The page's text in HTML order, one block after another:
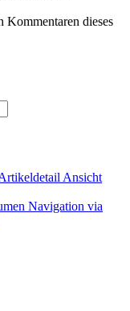
dieses
Ansicht
Navigation via